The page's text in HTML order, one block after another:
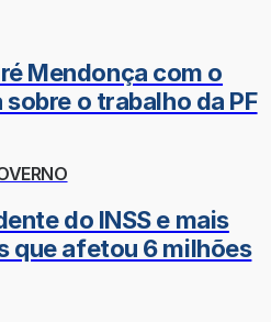
Mendonça com o
o trabalho da PF
do INSS e mais
que afetou 6 milhões